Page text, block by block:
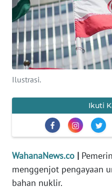
Ilustrasi.
Ikuti
WahanaNews.co |
menggenjot pengayaan
bahan nuklir.
KESEHATAN
INTERNASIONAL
SERBA-SERBI
OLAHRAGA
EDITORIAL